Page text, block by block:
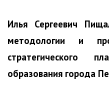
Илья Сергеевич
методологии и
стратегического
образования города